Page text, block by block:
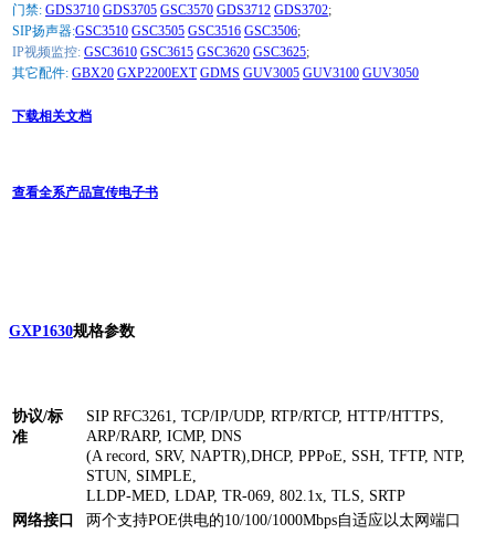
门禁: GDS3710 GDS3705 GSC3570 GDS3712 GDS3702;
SIP扬声器:GSC3510 GSC3505 GSC3516 GSC3506;
IP视频监控: GSC3610 GSC3615 GSC3620 GSC3625;
其它配件: GBX20 GXP2200EXT GDMS GUV3005 GUV3100 GUV3050
下载相关文档
查看全系产品宣传电子书
GXP1630规格参数
协议/标
准
SIP RFC3261, TCP/IP/UDP, RTP/RTCP, HTTP/HTTPS,
ARP/RARP, ICMP, DNS
(A record, SRV, NAPTR),DHCP, PPPoE, SSH, TFTP, NTP,
STUN, SIMPLE,
LLDP-MED, LDAP, TR-069, 802.1x, TLS, SRTP
网络接口
两个支持POE供电的10/100/1000Mbps自适应以太网端口